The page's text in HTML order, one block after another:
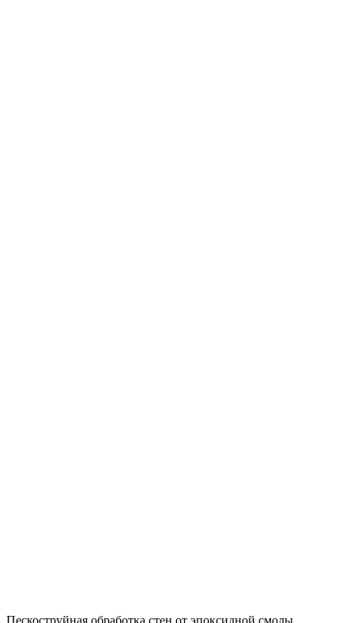
Пескоструйная обработка стен от эпоксидной смолы